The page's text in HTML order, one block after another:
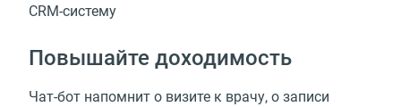
CRM-систему
Повышайте доходимость
Чат-бот напомнит о визите к врачу, о записи